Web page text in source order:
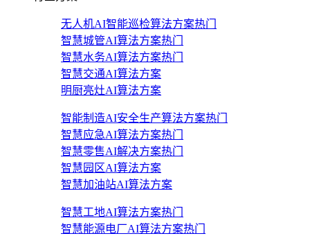
无人机AI智能巡检算法方案热门
智慧城管AI算法方案热门
智慧水务AI算法方案热门
智慧交通AI算法方案
明厨亮灶AI算法方案
智能制造AI安全生产算法方案热门
智慧应急AI算法方案热门
智慧零售AI解决方案热门
智慧园区AI算法方案
智慧加油站AI算法方案
智慧工地AI算法方案热门
智慧能源电厂AI算法方案热门